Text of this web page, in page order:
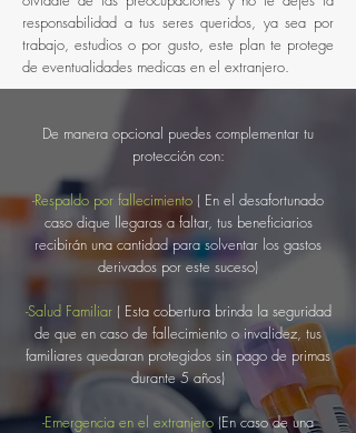
responsabilidad a tus seres queridos, ya sea por
trabajo, estudios o por gusto, este plan te protege
de eventualidades medicas en el extranjero.
De manera opcional puedes complementar tu
protección con:
-Respaldo por fallecimiento ( En el desafortunado
caso dique llegaras a faltar, tus beneficiarios
recibirán una cantidad para solventar los gastos
derivados por este suceso)
-Salud Familiar( Esta cobertura brinda la seguridad
de que en caso de fallecimiento o invalidez, tus
familiares quedaran protegidos sin pago de primas
durante 5 años)
-Emergencia en el extranjero (En caso de una